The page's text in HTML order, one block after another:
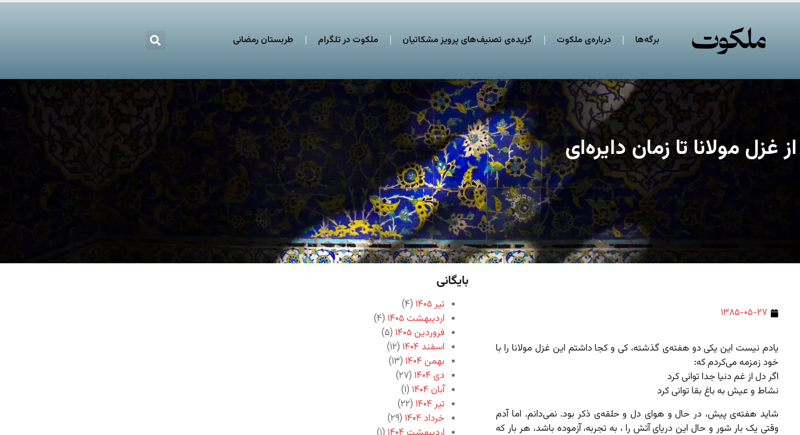
برگه‌ها درباره‌ی ملکوت گزیده‌ی تصنیف‌های پرویز مشکاتیان ملکوت در تلگرام طربستان رمضانی
از غزل مولانا تا زمان دایره‌ای
۱۳۸۵-۰۵-۲۷
یادم نیست این یکی دو هفته‌ی گذشته، کی و کجا داشتم این غزل مولانا را با
خود زمزمه می‌کردم که:
اگر دل از غم دنیا جدا توانی کرد
نشاط و عیش به باغ بقا توانی کرد
شاید هفته‌ی پیش، در حال و هوای دل و حلقه‌ی ذکر بود. نمی‌دانم. اما آدم
وقتی یک بار شور و حال این دریای آتش را ، به تجربه، آزموده باشد، هر بار که
بایگانی
تیر ۱۴۰۵
(۴)
اردیبهشت ۱۴۰۵
(۴)
فروردین ۱۴۰۵
(۵)
اسفند ۱۴۰۴
(۱۲)
بهمن ۱۴۰۴
(۱۳)
دی ۱۴۰۴
(۲۷)
آبان ۱۴۰۴
(۱)
تیر ۱۴۰۴
(۲۲)
خرداد ۱۴۰۴
(۲۹)